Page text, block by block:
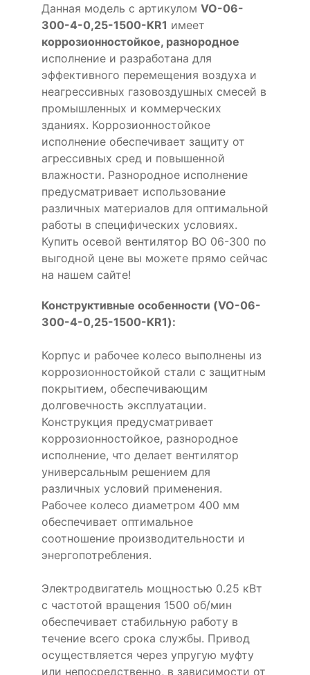
Данная модель с артикулом VO-06-
300-4-0,25-1500-KR1 имеет
коррозионностойкое, разнородное
исполнение и разработана для
эффективного перемещения воздуха и
неагрессивных газовоздушных смесей в
промышленных и коммерческих
зданиях. Коррозионностойкое
исполнение обеспечивает защиту от
агрессивных сред и повышенной
влажности. Разнородное исполнение
предусматривает использование
различных материалов для оптимальной
работы в специфических условиях.
Купить осевой вентилятор ВО 06-300 по
выгодной цене вы можете прямо сейчас
на нашем сайте!
Конструктивные особенности (VO-06-
300-4-0,25-1500-KR1):
Корпус и рабочее колесо выполнены из
коррозионностойкой стали с защитным
покрытием, обеспечивающим
долговечность эксплуатации.
Конструкция предусматривает
коррозионностойкое, разнородное
исполнение, что делает вентилятор
универсальным решением для
различных условий применения.
Рабочее колесо диаметром 400 мм
обеспечивает оптимальное
соотношение производительности и
энергопотребления.
Электродвигатель мощностью 0.25 кВт
с частотой вращения 1500 об/мин
обеспечивает стабильную работу в
течение всего срока службы. Привод
осуществляется через упругую муфту
или непосредственно, в зависимости от